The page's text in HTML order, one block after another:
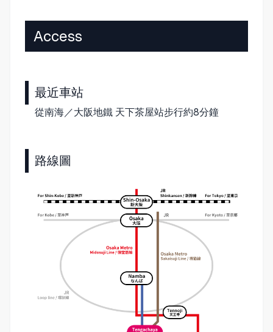
Access
最近車站
從南海／大阪地鐵 天下茶屋站步行約8分鐘
路線圖